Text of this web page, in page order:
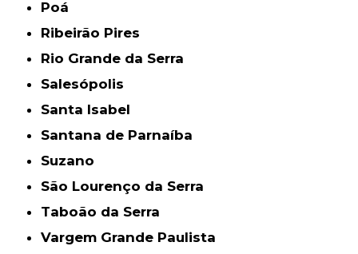
Poá
Ribeirão Pires
Rio Grande da Serra
Salesópolis
Santa Isabel
Santana de Parnaíba
Suzano
São Lourenço da Serra
Taboão da Serra
Vargem Grande Paulista